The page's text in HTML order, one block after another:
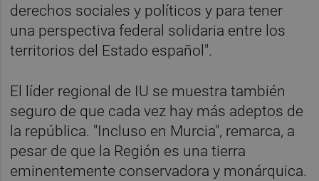
derechos sociales y políticos y para tener
una perspectiva federal solidaria entre los
territorios del Estado español".
El líder regional de IU se muestra también
seguro de que cada vez hay más adeptos de
la república. "Incluso en Murcia", remarca, a
pesar de que la Región es una tierra
eminentemente conservadora y monárquica.